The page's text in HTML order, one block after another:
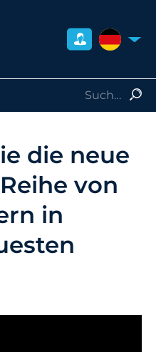
die neue
von
in